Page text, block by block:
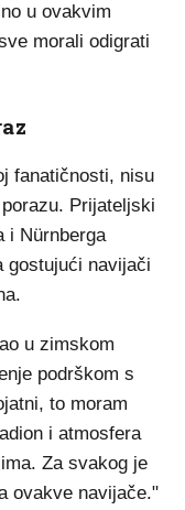
u ovakvim
morali odigrati
fanatičnosti, nisu
Prijateljski
i Nürnberga
gostujući navijači
u zimskom
podrškom s
to moram
i atmosfera
Za svakog je
ovakve navijače."